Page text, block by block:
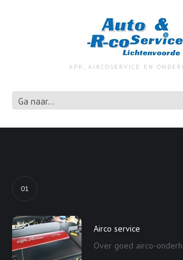
APK, AIRCOSERVICE EN
01
Airco service
Over goed airco-